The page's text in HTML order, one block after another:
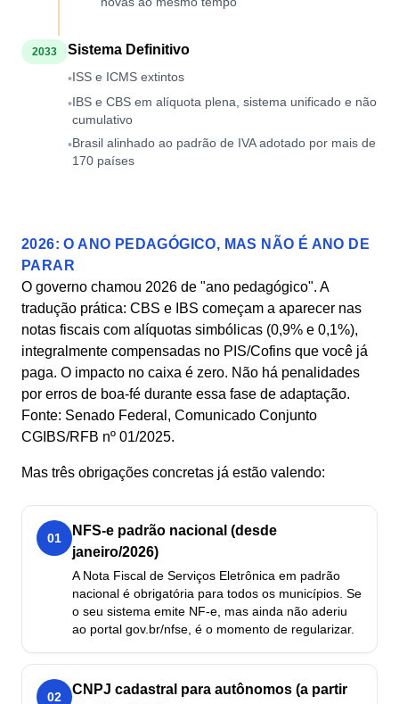
2033 Sistema Definitivo
•ISS e ICMS extintos
•IBS e CBS em alíquota plena, sistema unificado e não
cumulativo
•Brasil alinhado ao padrão de IVA adotado por mais de
170 países
2026: O ANO PEDAGÓGICO, MAS NÃO É ANO DE
PARAR
O governo chamou 2026 de "ano pedagógico". A
tradução prática: CBS e IBS começam a aparecer nas
notas fiscais com alíquotas simbólicas (0,9% e 0,1%),
integralmente compensadas no PIS/Cofins que você já
paga. O impacto no caixa é zero. Não há penalidades
por erros de boa-fé durante essa fase de adaptação.
Fonte: Senado Federal, Comunicado Conjunto
CGIBS/RFB nº 01/2025.
Mas três obrigações concretas já estão valendo:
01
NFS-e padrão nacional (desde
janeiro/2026)
A Nota Fiscal de Serviços Eletrônica em padrão
nacional é obrigatória para todos os municípios. Se
o seu sistema emite NF-e, mas ainda não aderiu
ao portal gov.br/nfse, é o momento de regularizar.
02
CNPJ cadastral para autônomos (a partir